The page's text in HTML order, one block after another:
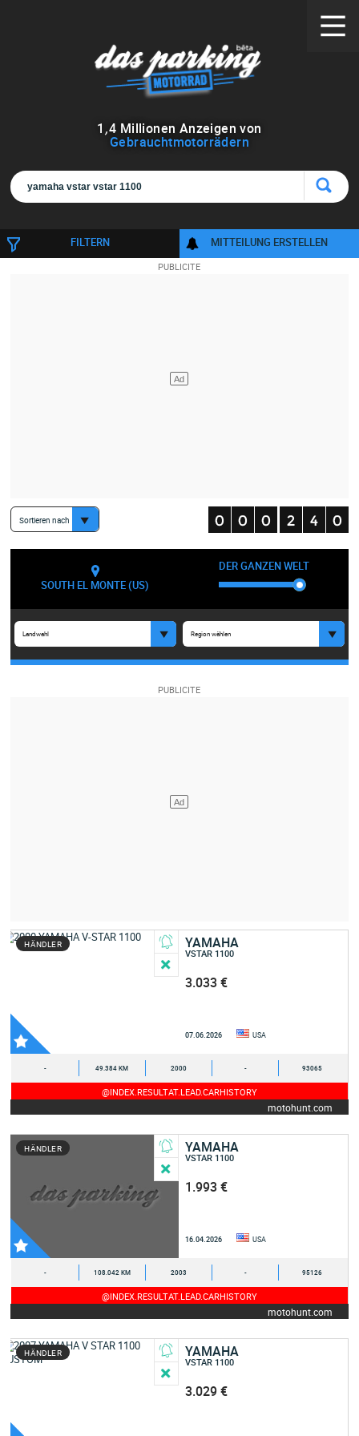
1 ,4 Millionen Anzeigen von
Gebrauchtmotorrädern
FILTERN MITTEILUNG ERSTELLEN
Sortieren nach
SOUTH EL MONTE (US)
DER GANZEN WELT
Landwahl Region wählen
HÄNDLER YAMAHA
VSTAR 1100
3.033 €
07.06.2026 USA
- 49.384 KM 2000 - 93065
@INDEX.RESULTAT.LEAD.CARHISTORY
motohunt.com
HÄNDLER YAMAHA
VSTAR 1100
1.993 €
16.04.2026 USA
- 108.042 KM 2003 - 95126
@INDEX.RESULTAT.LEAD.CARHISTORY
motohunt.com
HÄNDLER YAMAHA
VSTAR 1100
3.029 €